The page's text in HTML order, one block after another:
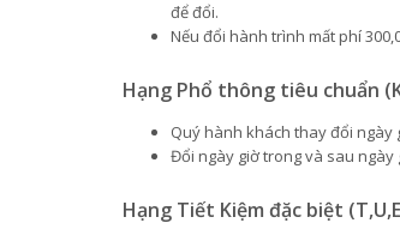
để đổi.
Nếu đổi hành trình mất phí
Hạng Phổ thông tiêu chuẩn
Quý hành khách thay đổi ngày
Đổi ngày giờ trong và sau ngày
Hạng Tiết Kiệm đặc biệt